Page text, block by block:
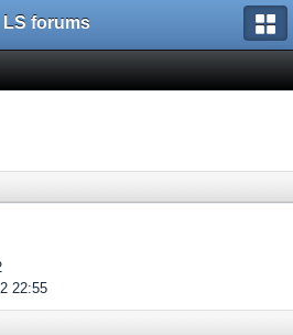
LS forums
22:55